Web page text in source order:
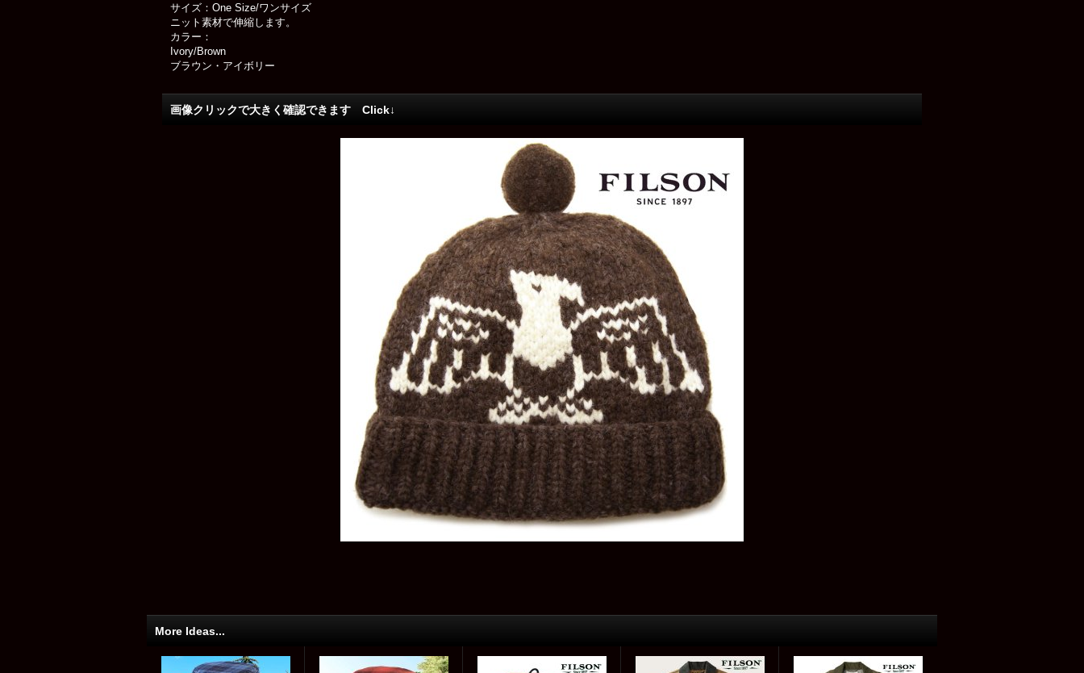
サイズ：One Size/ワンサイズ
ニット素材で伸縮します。
カラー：
Ivory/Brown
ブラウン・アイボリー
画像クリックで大きく確認できます Click↓
More Ideas...